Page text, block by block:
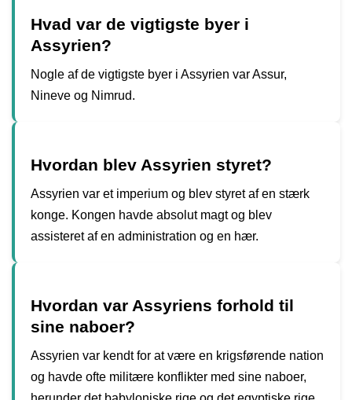
Hvad var de vigtigste byer i
Assyrien?
Nogle af de vigtigste byer i Assyrien var Assur,
Nineve og Nimrud.
Hvordan blev Assyrien styret?
Assyrien var et imperium og blev styret af en stærk
konge. Kongen havde absolut magt og blev
assisteret af en administration og en hær.
Hvordan var Assyriens forhold til
sine naboer?
Assyrien var kendt for at være en krigsførende nation
og havde ofte militære konflikter med sine naboer,